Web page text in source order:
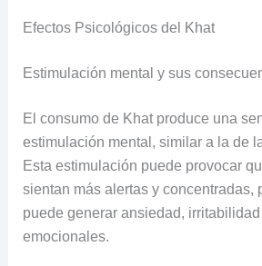
Efectos Psicológicos del Khat
Estimulación mental y sus
El consumo de Khat produce una
estimulación mental, similar a la de
Esta estimulación puede provocar
sientan más alertas y concentradas,
puede generar ansiedad,
emocionales.